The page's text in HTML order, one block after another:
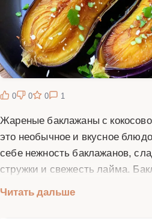
0 0 0 1
Жареные баклажаны с
это необычное и вкусное
себе нежность баклажанов,
стружки и свежесть лайма.
который прекрасно
Читать дальше